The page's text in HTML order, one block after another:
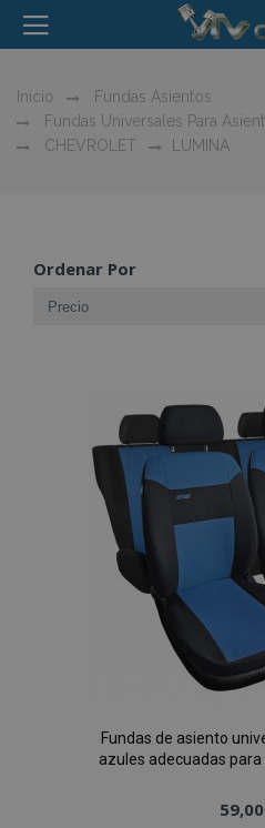
Inicio
Fundas Asientos
Fundas Universales Para
CHEVROLET
LUMINA
Ordenar Por
Fundas de asiento
azules adecuadas